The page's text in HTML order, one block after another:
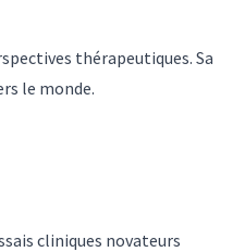
thérapeutiques. Sa
le monde.
cliniques novateurs